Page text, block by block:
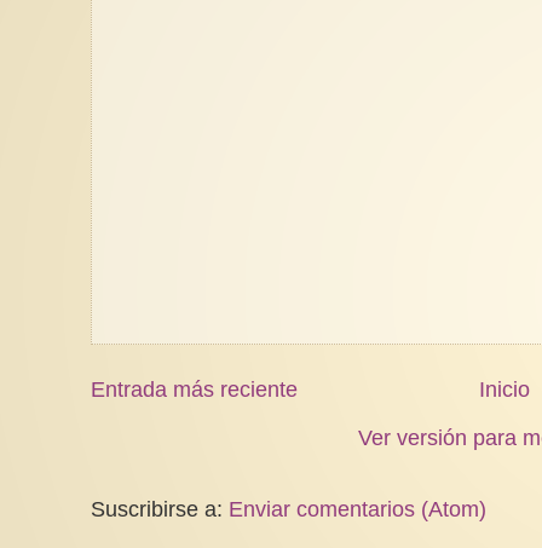
Entrada más reciente
Inicio
Ver versión para
Suscribirse a: Enviar comentarios (Atom)